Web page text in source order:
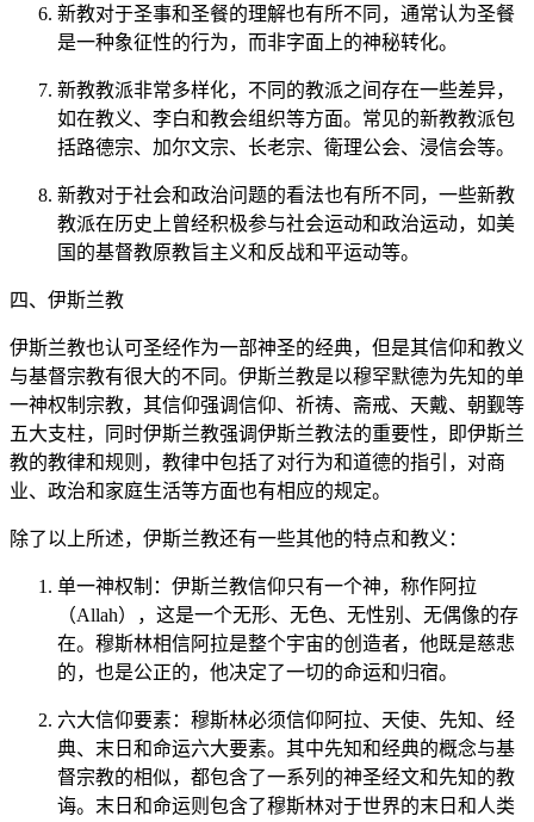
新教对于圣事和圣餐的理解也有所不同，通常认为圣餐
是一种象征性的行为，而非字面上的神秘转化。
新教教派非常多样化，不同的教派之间存在一些差异，
如在教义、李白和教会组织等方面。常见的新教教派包
括路德宗、加尔文宗、长老宗、衛理公会、浸信会等。
新教对于社会和政治问题的看法也有所不同，一些新教
教派在历史上曾经积极参与社会运动和政治运动，如美
国的基督教原教旨主义和反战和平运动等。
四、伊斯兰教
伊斯兰教也认可圣经作为一部神圣的经典，但是其信仰和教义
与基督宗教有很大的不同。伊斯兰教是以穆罕默德为先知的单
一神权制宗教，其信仰强调信仰、祈祷、斋戒、天戴、朝觐等
五大支柱，同时伊斯兰教强调伊斯兰教法的重要性，即伊斯兰
教的教律和规则，教律中包括了对行为和道德的指引，对商
业、政治和家庭生活等方面也有相应的规定。
除了以上所述，伊斯兰教还有一些其他的特点和教义：
单一神权制：伊斯兰教信仰只有一个神，称作阿拉
（Allah），这是一个无形、无色、无性别、无偶像的存
在。穆斯林相信阿拉是整个宇宙的创造者，他既是慈悲
的，也是公正的，他决定了一切的命运和归宿。
六大信仰要素：穆斯林必须信仰阿拉、天使、先知、经
典、末日和命运六大要素。其中先知和经典的概念与基
督宗教的相似，都包含了一系列的神圣经文和先知的教
诲。末日和命运则包含了穆斯林对于世界的末日和人类